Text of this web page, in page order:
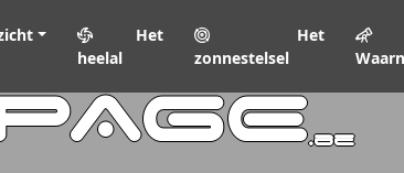
Het
heelal
Het
zonnestelsel
.be